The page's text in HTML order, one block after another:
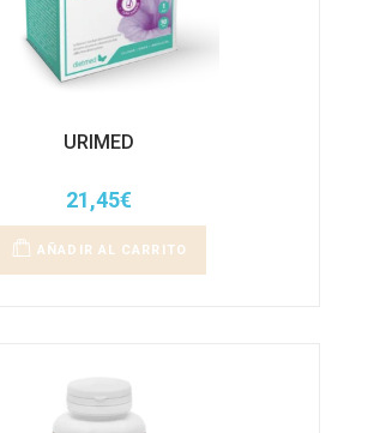
URIMED
21,45€
AÑADIR AL CARRITO